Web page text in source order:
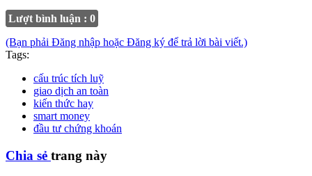
Lượt bình luận : 0
(Bạn phải Đăng nhập hoặc Đăng ký để trả lời bài viết.)
Tags:
cấu trúc tích luỹ
giao dịch an toàn
kiến thức hay
smart money
đầu tư chứng khoán
Chia sẻ trang này